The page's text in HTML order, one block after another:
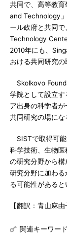
共同で、高等教
and Technology
ール政府と共同
Technology
2010年にも、
おける共同研究の
Skolkovo
学院として設立
ア出身の科学者
共同研究の場にな
SISTで取得可能
科学技術、生物
の研究分野から
研究分野に加わ
る可能性があると
【翻訳：青山麻
関連キーワード